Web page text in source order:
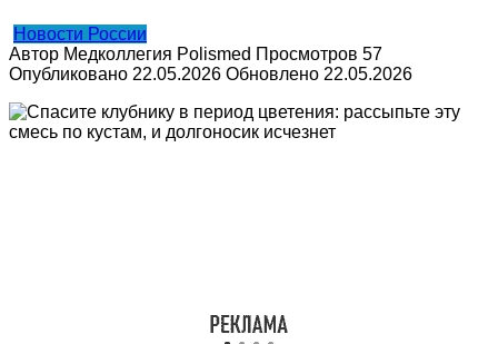
Новости России
Автор Медколлегия Polismed Просмотров 57
Опубликовано 22.05.2026 Обновлено 22.05.2026